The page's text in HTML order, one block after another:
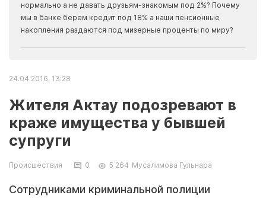
нормально а не давать друзьям-знакомым под 2%? Почему
мы в банке берем кредит под 18% а наши пенсионные
накопления раздаются под мизерные проценты по миру?
24.04.2016, 13:28
Жителя Актау подозревают в
краже имущества у бывшей
супруги
Происшествия 0 5 264 Мусалимова Гульнара
Сотрудниками криминальной полиции